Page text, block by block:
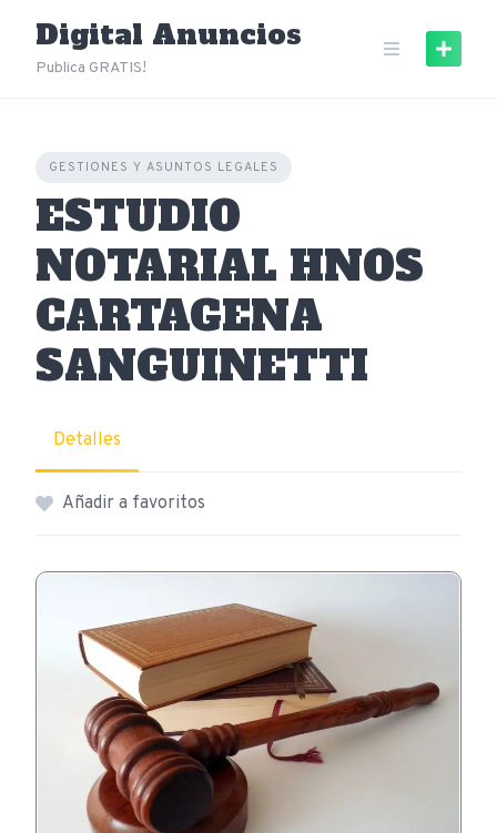
content
Digital Anuncios
Publica GRATIS!
GESTIONES Y ASUNTOS LEGALES
ESTUDIO
NOTARIAL HNOS
CARTAGENA
SANGUINETTI
Detalles
Añadir a favoritos